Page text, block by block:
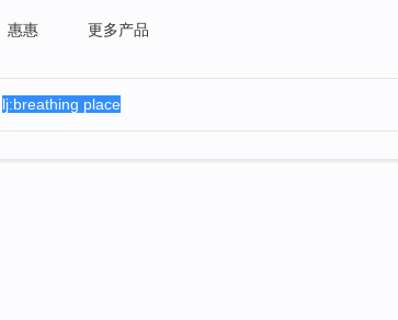
惠惠 更多产品